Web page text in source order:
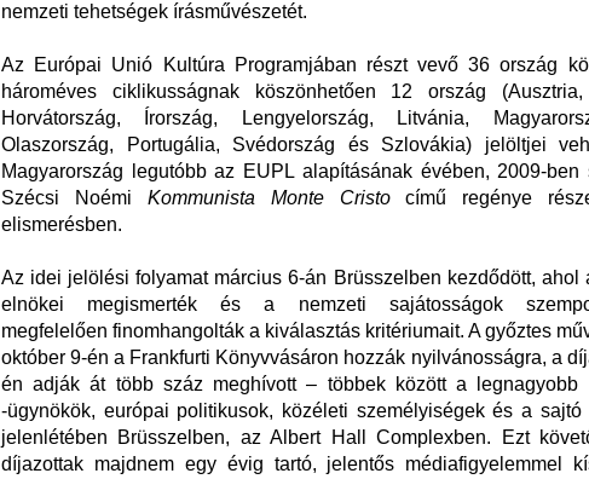
nemzeti tehetségek írásművészetét.
Az Európai Unió Kultúra Programjában részt vevő 36 ország
hároméves ciklikusságnak köszönhetően 12 ország (Ausztria,
Horvátország, Írország, Lengyelország, Litvánia,
Olaszország, Portugália, Svédország és Szlovákia) jelöltjei
Magyarország legutóbb az EUPL alapításának évében, 2009-ben
Szécsi Noémi Kommunista Monte Cristocímű regénye
elismerésben.
Az idei jelölési folyamat március 6-án Brüsszelben kezdődött, ahol
elnökei megismerték és a nemzeti sajátosságok
megfelelően finomhangolták a kiválasztás kritériumait. A győztes
október 9-én a Frankfurti Könyvvásáron hozzák nyilvánosságra, a
én adják át több száz meghívott – többek között a legnagyobb
-ügynökök, európai politikusok, közéleti személyiségek és a
jelenlétében Brüsszelben, az Albert Hall Complexben. Ezt
díjazottak majdnem egy évig tartó, jelentős médiafigyelemmel